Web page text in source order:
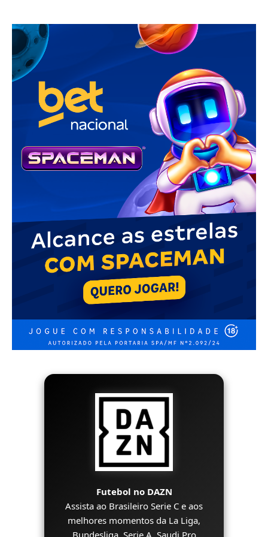
Futebol no DAZN
Assista ao Brasileiro Serie C e aos
melhores momentos da La Liga,
Bundesliga, Serie A, Saudi Pro